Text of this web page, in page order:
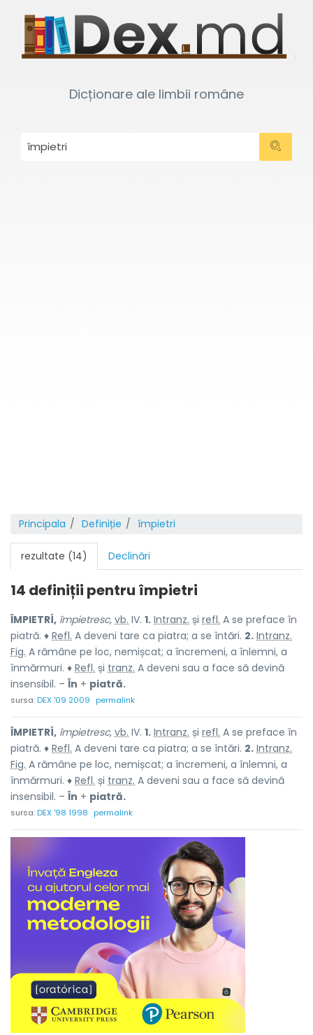
Dicționare ale limbii române
Principala Definiție împietri
rezultate (14) Declinări
14 definiții pentru împietri
ÎMPIETRÍ, împietresc, vb. IV. 1. Intranz. și refl. A se preface în
piatră. ♦ Refl. A deveni tare ca piatra; a se întări. 2. Intranz.
Fig. A rămâne pe loc, nemișcat; a încremeni, a înlemni, a
înmărmuri. ♦ Refl. și tranz. A deveni sau a face să devină
insensibil. – În + piatră.
sursa:DEX '09 2009 permalink
ÎMPIETRÍ, împietresc, vb. IV. 1. Intranz. și refl. A se preface în
piatră. ♦ Refl. A deveni tare ca piatra; a se întări. 2. Intranz.
Fig. A rămâne pe loc, nemișcat; a încremeni, a înlemni, a
înmărmuri. ♦ Refl. și tranz. A deveni sau a face să devină
insensibil. – În + piatră.
sursa:DEX '98 1998 permalink